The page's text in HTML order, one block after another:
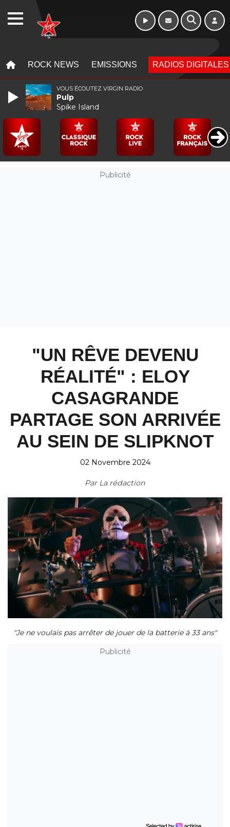
ROCK NEWS EMISSIONS RADIOS DIGITALES
Publicité
"UN RÊVE DEVENU
RÉALITÉ" : ELOY
CASAGRANDE
PARTAGE SON ARRIVÉE
AU SEIN DE SLIPKNOT
02 Novembre 2024
Par La rédaction
"Je ne voulais pas arrêter de jouer de la batterie à 33 ans"
Publicité
VOUS ÉCOUTEZ VIRGIN RADIO
Pulp
Spike Island
WEBRADIO